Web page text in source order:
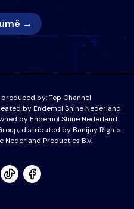
→
produced by:Top Channel
by Endemol Shine Nederland
by Endemol Shine Nederland
distributed by Banijay Rights.
Producties B.V.